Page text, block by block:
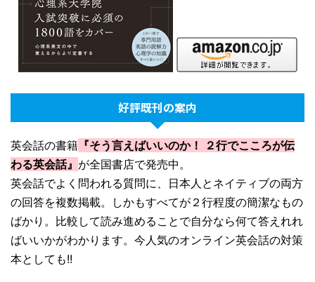
好評既刊の案内
英会話の書籍 『そう言えばいいのか！ ２行でこころが伝
わる英会話』 が全国書店で発売中。
英会話でよく問われる質問に、日本人とネイティブの両方
の回答を複数掲載。しかもすべてが２行程度の簡潔なもの
ばかり。比較して読み進めることで自分なら何て答えれれ
ばいいかがわかります。今人気のオンライン英会話の対策
本としても!!